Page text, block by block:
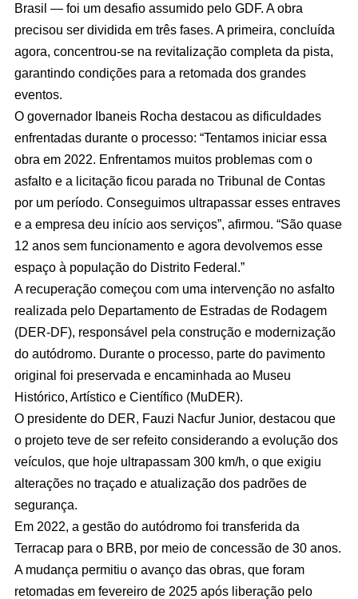
Brasil — foi um desafio assumido pelo GDF. A obra
precisou ser dividida em três fases. A primeira, concluída
agora, concentrou-se na revitalização completa da pista,
garantindo condições para a retomada dos grandes
eventos.
O governador Ibaneis Rocha destacou as dificuldades
enfrentadas durante o processo: “Tentamos iniciar essa
obra em 2022. Enfrentamos muitos problemas com o
asfalto e a licitação ficou parada no Tribunal de Contas
por um período. Conseguimos ultrapassar esses entraves
e a empresa deu início aos serviços”, afirmou. “São quase
12 anos sem funcionamento e agora devolvemos esse
espaço à população do Distrito Federal.”
A recuperação começou com uma intervenção no asfalto
realizada pelo Departamento de Estradas de Rodagem
(DER-DF), responsável pela construção e modernização
do autódromo. Durante o processo, parte do pavimento
original foi preservada e encaminhada ao Museu
Histórico, Artístico e Científico (MuDER).
O presidente do DER, Fauzi Nacfur Junior, destacou que
o projeto teve de ser refeito considerando a evolução dos
veículos, que hoje ultrapassam 300 km/h, o que exigiu
alterações no traçado e atualização dos padrões de
segurança.
Em 2022, a gestão do autódromo foi transferida da
Terracap para o BRB, por meio de concessão de 30 anos.
A mudança permitiu o avanço das obras, que foram
retomadas em fevereiro de 2025 após liberação pelo